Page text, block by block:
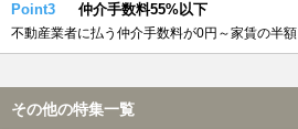
Point3 仲介手数料55%以下
不動産業者に払う仲介手数料が0円～家賃の半額
その他の特集一覧